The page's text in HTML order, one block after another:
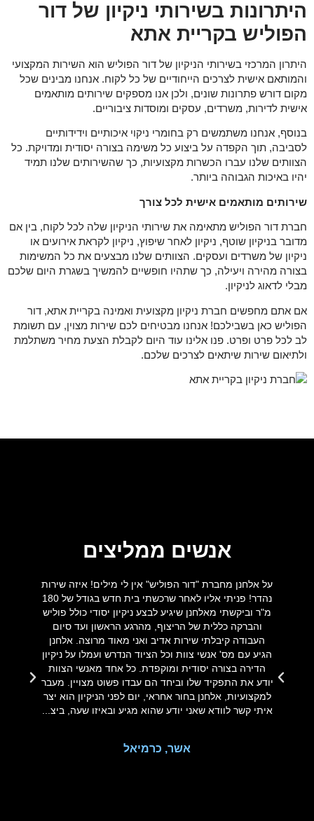
היתרונות בשירותי ניקיון של דור
הפוליש בקריית אתא
היתרון המרכזי בשירותי הניקיון של דור הפוליש הוא השירות המקצועי
והמותאם אישית לצרכים הייחודיים של כל לקוח. אנחנו מבינים שכל
מקום דורש פתרונות שונים, ולכן אנו מספקים שירותים מותאמים
אישית לדירות, משרדים, עסקים ומוסדות ציבוריים.
בנוסף, אנחנו משתמשים רק בחומרי ניקוי איכותיים וידידותיים
לסביבה, תוך הקפדה על ביצוע כל משימה בצורה יסודית ומדויקת. כל
הצוותים שלנו עברו הכשרות מקצועיות, כך שהשירותים שלנו תמיד
יהיו באיכות הגבוהה ביותר.
שירותים מותאמים אישית לכל צורך
חברת דור הפוליש מתאימה את שירותי הניקיון שלה לכל לקוח, בין אם
מדובר בניקיון שוטף, ניקיון לאחר שיפוץ, ניקיון לקראת אירועים או
ניקיון של משרדים ועסקים. הצוותים שלנו מבצעים את כל המשימות
בצורה מהירה ויעילה, כך שתהיו חופשיים להמשיך בשגרת היום שלכם
מבלי לדאוג לניקיון.
אם אתם מחפשים חברת ניקיון מקצועית ואמינה בקריית אתא, דור
הפוליש כאן בשבילכם! אנחנו מבטיחים לכם שירות מצוין, עם תשומת
לב לכל פרט ופרט. פנו אלינו עוד היום לקבלת הצעת מחיר משתלמת
ולתיאום שירות שיתאים לצרכים שלכם.
אנשים ממליצים
על אלחנן מחברת "דור הפוליש" אין לי מילים! איזה שירות
נהדר! פניתי אליו לאחר שרכשתי בית חדש בגודל של 180
מ"ר וביקשתי מאלחנן שיגיע לבצע ניקיון יסודי כולל פוליש
והברקה כללית של הריצוף, מהרגע הראשון ועד סיום
העבודה קיבלתי שירות אדיב ואני מאוד מרוצה. אלחנן
הגיע עם מס' אנשי צוות וכל הציוד הנדרש ועמלו על ניקיון
הדירה בצורה יסודית ומוקפדת. כל אחד מאנשי הצוות
יודע את התפקיד שלו וביחד הם עבדו פשוט מצויין. מעבר
למקצועיות, אלחנן בחור אחראי, יום לפני הניקיון הוא יצר
איתי קשר לוודא שאני יודע שהוא מגיע ובאיזו שעה, ביצ...
אשר, כרמיאל